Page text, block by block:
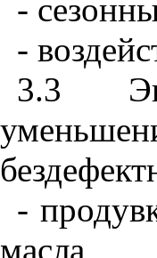
-
-
3.3
-
масла,